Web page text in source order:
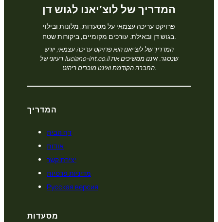
המדריך של לוצ’יאנו לגוש דן
פרויקט עריכה עצמאי על מסעדות, מלונות ובילוי
בגוש דן ובאילת. עורכים מקומיים, ביקורות שטח.
המדריך של לוצ’יאנו הוא פרויקט עריכה עצמאי, יורש
רעיוני של luciano-int.co.il שנסגר. איננו ממשיכים את
החברה הקודמת ואיננו מוכרים ריהוט.
המדריך
דף הבית
אודות
יצירת קשר
מדיניות פרטיות
Русская версия
מסעדות